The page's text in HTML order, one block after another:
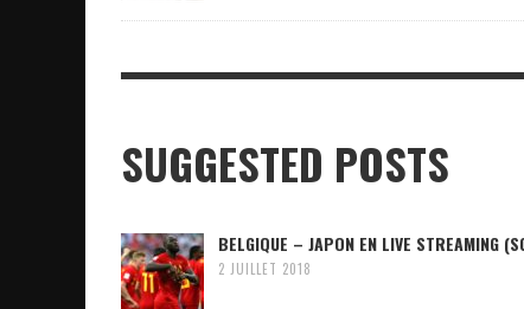
SUGGESTED POSTS
BELGIQUE – JAPON EN LIVE STREAMING
2 JUILLET 2018